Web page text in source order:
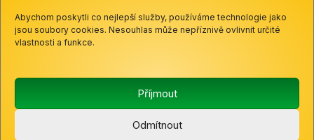
Abychom poskytli co nejlepší služby, používáme technologie jako
jsou soubory cookies. Nesouhlas může nepříznivě ovlivnit určité
vlastnosti a funkce.
Příjmout
Odmítnout